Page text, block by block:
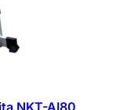
NKT-AI80